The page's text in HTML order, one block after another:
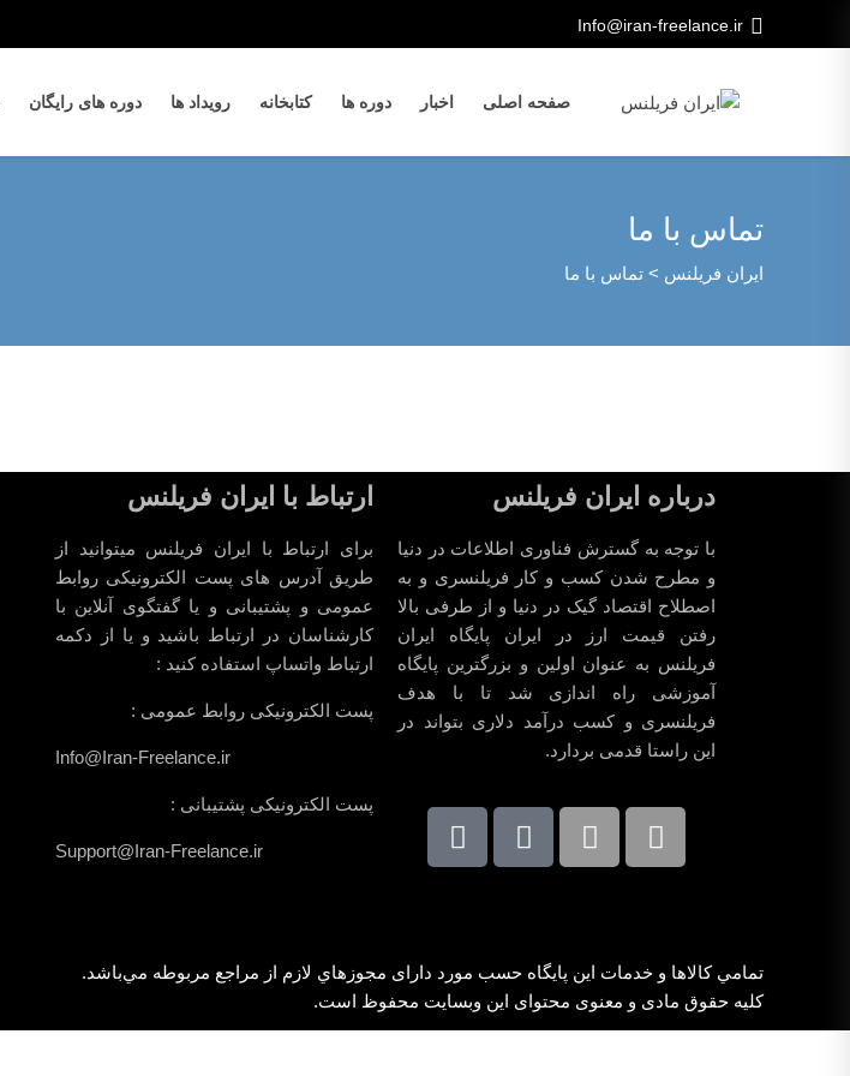
Info@iran-freelance.ir
صفحه اصلی اخبار دوره ها کتابخانه رویداد ها دوره های رایگان
تماس با ما
ایران فریلنس > تماس با ما
درباره ایران فریلنس
با توجه به گسترش فناوری اطلاعات در دنیا
و مطرح شدن کسب و کار فریلنسری و به
اصطلاح اقتصاد گیک در دنیا و از طرفی بالا
رفتن قیمت ارز در ایران پایگاه ایران
فریلنس به عنوان اولین و بزرگترین پایگاه
آموزشی راه اندازی شد تا با هدف
فریلنسری و کسب درآمد دلاری بتواند در
این راستا قدمی بردارد.
ارتباط با ایران فریلنس
برای ارتباط با ایران فریلنس میتوانید از
طریق آدرس های پست الکترونیکی روابط
عمومی و پشتیبانی و یا گفتگوی آنلاین با
کارشناسان در ارتباط باشید و یا از دکمه
ارتباط واتساپ استفاده کنید :
پست الکترونیکی روابط عمومی :
Info@Iran-Freelance.ir
پست الکترونیکی پشتیبانی :
Support@Iran-Freelance.ir
تمامي كالاها و خدمات اين پایگاه حسب مورد دارای مجوزهاي لازم از مراجع مربوطه مي‌باشد.
کلیه حقوق مادی و معنوی محتوای این وبسایت محفوظ است.